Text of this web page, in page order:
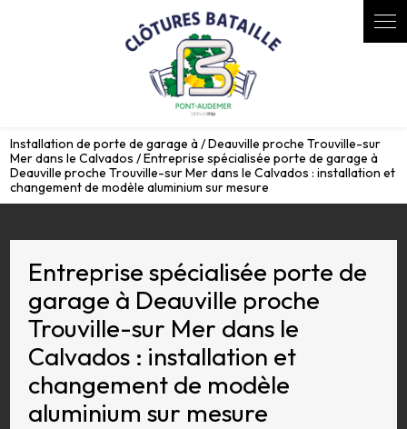
Installation de porte de garage à / Deauville proche Trouville-sur
Mer dans le Calvados / Entreprise spécialisée porte de garage à
Deauville proche Trouville-sur Mer dans le Calvados : installation et
changement de modèle aluminium sur mesure
Entreprise spécialisée porte de
garage à Deauville proche
Trouville-sur Mer dans le
Calvados : installation et
changement de modèle
aluminium sur mesure
Panneau de gestion des cookies